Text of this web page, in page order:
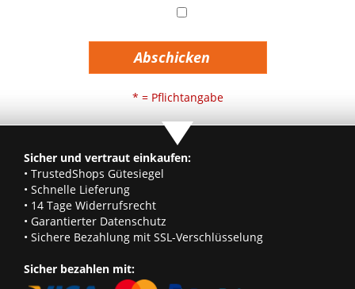
Abschicken
* = Pflichtangabe
Sicher und vertraut einkaufen:
• TrustedShops Gütesiegel
• Schnelle Lieferung
• 14 Tage Widerrufsrecht
• Garantierter Datenschutz
• Sichere Bezahlung mit SSL-Verschlüsselung
Sicher bezahlen mit: